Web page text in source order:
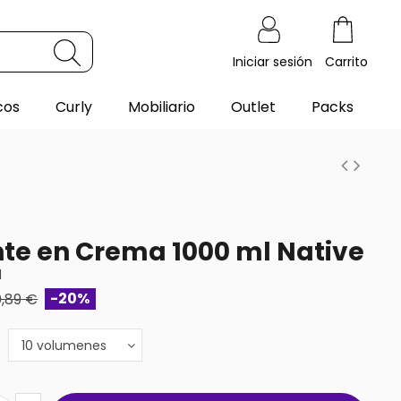
Iniciar sesión Carrito
Curly Mobiliario Outlet Packs
en Crema 1000 ml Native
€ -20%